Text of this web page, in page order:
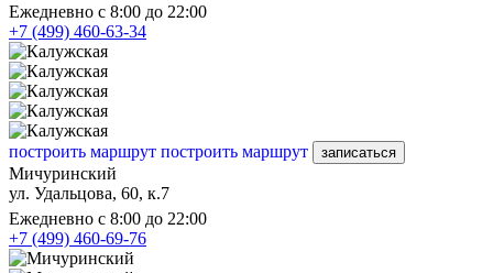
Ежедневно с 8:00 до 22:00
+7 (499) 460-63-34
построить маршрут построить маршрут записаться
Мичуринский
ул. Удальцова, 60, к.7
Ежедневно с 8:00 до 22:00
+7 (499) 460-69-76